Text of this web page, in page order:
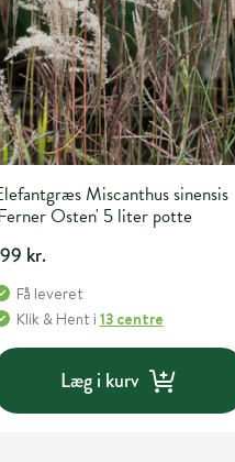
Miscanthus sinensis
Osten' 5 liter potte
kr.
Få leveret
Klik & Hent i 13 centre
Læg i kurv